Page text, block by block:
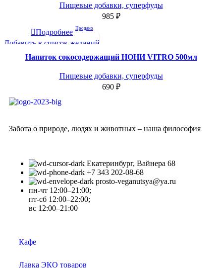
Пищевые добавки, суперфуды
985 ₽
Продано
Подробнее
Добавить в список желаний
Напиток сокосодержащий НОНИ VITRO 500мл
Пищевые добавки, суперфуды
690 ₽
Забота о природе, людях и животных – наша философия
Екатеринбург, Вайнера 68
+7 343 202-08-68
prosto-veganutsya@ya.ru
пн-чт 12:00–21:00;
пт-сб 12:00–22:00;
вс 12:00–21:00
Кафе
Лавка ЭКО товаров